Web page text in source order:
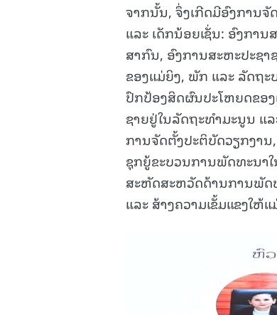
ຈາກນັ້ນ, ຈຶ່ງເກີດມີອົງການ
ແລະ ເດັກນ້ອຍເຊັ່ນ: ອົງກາ
ສາກົນ, ອົງການສະຫະປະຊ
ຂອງແມ່ຍິງ, ພັກ ແລະ ລັດຖ
ປົກປ້ອງສິດຜົນປະໂຫຍດຂອ
ຊາຍຢູ່ໃນລັດຖະທຳມະນູນ ແ
ການຈັດຕັ້ງປະຕິບັດວຽກງາ
ຊຸກຍູ້ຂະບວນການພັດທະນາ
ສະຫັດສະຫວັດດ້ານການພັດ
ແລະ ສ້າງຄວາມເຂັ້ມແຂງໃຫ້